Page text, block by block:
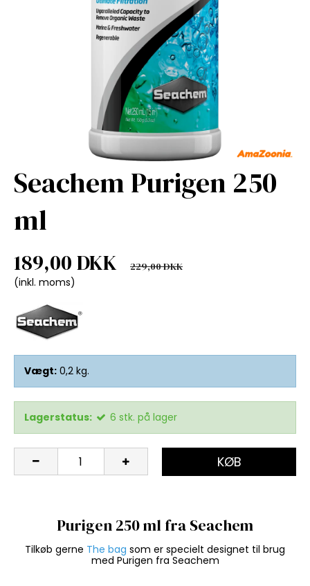
Seachem Purigen 250
ml
189,00 DKK
229,00 DKK
(inkl. moms)
Vægt: 0,2 kg.
Lagerstatus: 6 stk. på lager
KØB
Purigen 250 ml fra Seachem
Tilkøb gerne The bag som er specielt designet til brug
med Purigen fra Seachem